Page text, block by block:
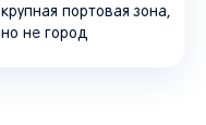
крупная портовая зона,
но не город